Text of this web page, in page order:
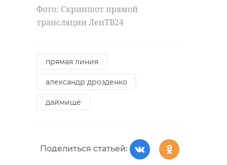
Фото: Скриншот прямой
трансляции ЛенТВ24
прямая линия
александр дрозденко
даймище
Поделиться статьей: